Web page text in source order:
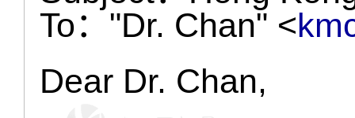
To："Dr. Chan" <
Dear Dr. Chan,